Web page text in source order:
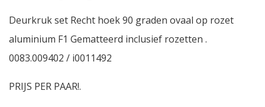
Deurkruk set Recht hoek 90 graden ovaal op rozet
aluminium F1 Gematteerd inclusief rozetten .
0083.009402 / i0011492
PRIJS PER PAAR!.